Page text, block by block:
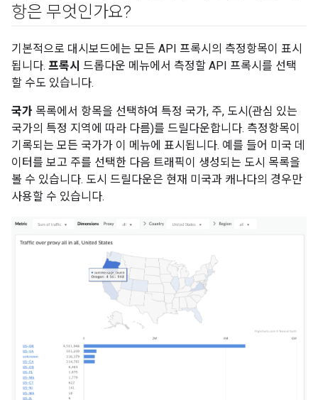
항은 무엇인가요?
기본적으로 대시보드에는 모든 API 프록시의 측정항목이 표시
됩니다. 프록시 드롭다운 메뉴에서 측정할 API 프록시를 선택
할 수도 있습니다.
국가 목록에서 항목을 선택하여 특정 국가, 주, 도시(관심 있는
국가의 특정 지역에 따라 다름)를 드릴다운합니다. 측정항목이
기록되는 모든 국가가 이 메뉴에 표시됩니다. 예를 들어 미국 데
이터를 보고 주를 선택한 다음 트래픽이 생성되는 도시 목록을
볼 수 있습니다. 도시 드릴다운은 현재 미국과 캐나다의 경우만
사용할 수 있습니다.